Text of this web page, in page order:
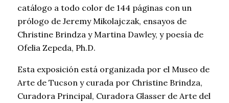
catálogo a todo color de 144 páginas con un
prólogo de Jeremy Mikolajczak, ensayos de
Christine Brindza y Martina Dawley, y poesía de
Ofelia Zepeda, Ph.D.
Esta exposición está organizada por el Museo de
Arte de Tucson y curada por Christine Brindza,
Curadora Principal, Curadora Glasser de Arte del